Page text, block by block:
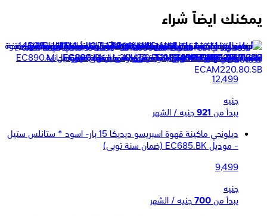
يمكنك ايضاً شراء
ديلونجي ديديكا ديو باريستا ماكينة قهوة إسبريسو وقهوة باردة مع
مضخة - سعة 1 لتر - بقوة 1450وات - فضى - موديل EC890.M
12,499
جنيه
يبدأ من 921 جنيه / الشهر
ديلونجي ماكينة قهوة اسبريسو ديديكا 15 بار- اسود * ستانلس ستيل
- موديل EC685.BK (ضمان سنة توبى)
9,499
جنيه
يبدأ من 700 جنيه / الشهر